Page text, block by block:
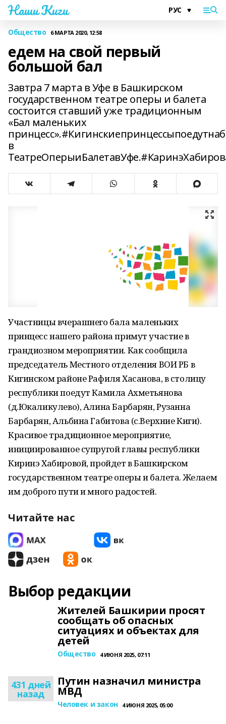
Наши Киги
Общество 6 МАРТА 2020, 12:58
едем на свой первый
большой бал
Завтра 7 марта в Уфе в Башкирском
государственном театре оперы и балета
состоится ставший уже традиционным
«Бал маленьких
в
Участницы вчерашнего бала маленьких
принцесс нашего района примут участие в
грандиозном мероприятии. Как сообщила
председатель Местного отделения ВОИ РБ в
Кигинском районе Рафиля Хасанова, в столицу
республики поедут Камила Ахметьянова
(д.Юкаликулево), Алина Барбарян, Рузанна
Барбарян, Альбина Габитова (с.Верхние Киги).
Красивое традиционное мероприятие,
инициированное супругой главы республики
Киринэ Хабировой, пройдет в Башкирском
государственном театре оперы и балета. Желаем
им доброго пути и много радостей.
Читайте нас
Выбор редакции
Жителей Башкирии просят
сообщать об опасных
ситуациях и объектах для
детей
Общество 4 ИЮНЯ 2025, 07:11
431 дней
назад
Путин назначил министра
МВД
Человек и закон 4 ИЮНЯ 2025, 05:00